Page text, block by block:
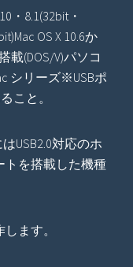
・8.1(32bit・
OS X 10.6か
載(DOS/V)パソコ
シリーズ※USBポ
こと。
USB2.0対応のホ
トを搭載した機種
ます。